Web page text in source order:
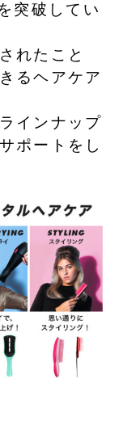
突破してい
れたこと
るヘアケア
インナップ
ポートをし